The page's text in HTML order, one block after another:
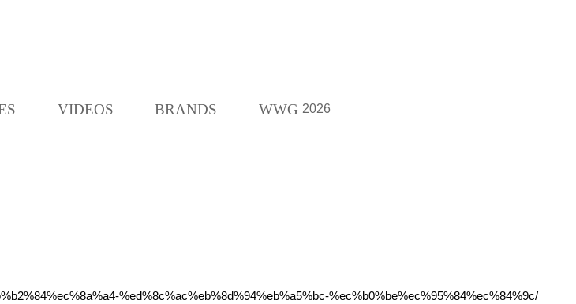
VIDEOS BRANDS WWG 2026
%ed%8c%ac%eb%8d%94%eb%a5%bc-%ec%b0%be%ec%95%84%ec%84%9c/